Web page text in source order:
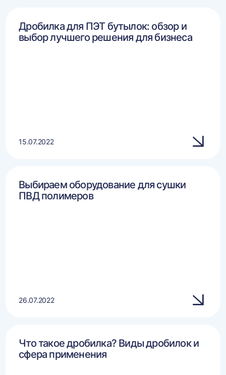
Дробилка для ПЭТ бутылок: обзор и
выбор лучшего решения для бизнеса
15.07.2022
Выбираем оборудование для сушки
ПВД полимеров
26.07.2022
Что такое дробилка? Виды дробилок и
сфера применения